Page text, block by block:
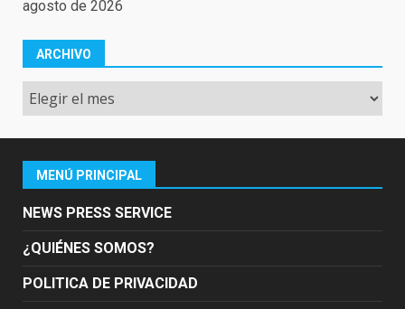
agosto de 2026
ARCHIVO
Archivo
MENÚ PRINCIPAL
NEWS PRESS SERVICE
¿QUIÉNES SOMOS?
POLITICA DE PRIVACIDAD